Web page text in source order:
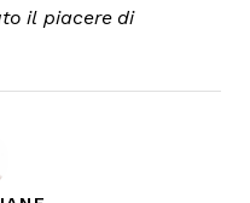
il piacere di